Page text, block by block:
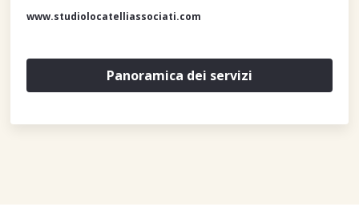
www.studiolocatelliassociati.com
Panoramica dei servizi